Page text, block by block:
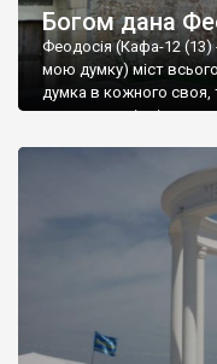
Богом дана
Феодосія (Кафа-12 (13)
мою думку) міст
думка в кожного своя,
запрошую відвідати це